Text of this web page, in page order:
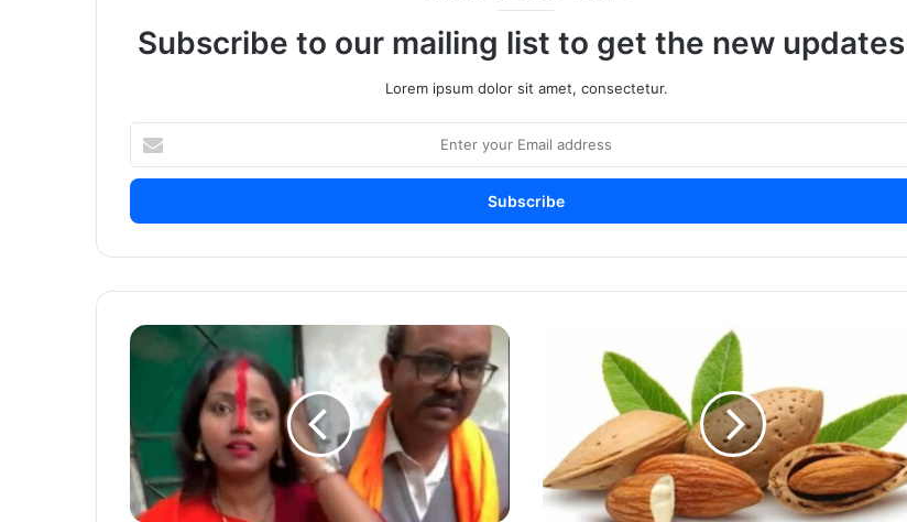
Subscribe to our mailing list to get the new
Lorem ipsum dolor sit amet, consectetur.
your
Email
video
24
वर्षांच्या
मुलीने
स्वतःच्या
फायदे,भिजवून
भाजून
खावे